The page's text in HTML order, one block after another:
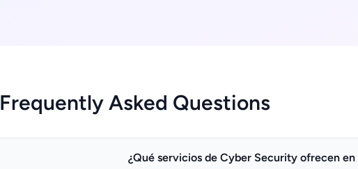
Frequently Asked Questions
¿Qué servicios de Cyber Security ofrecen